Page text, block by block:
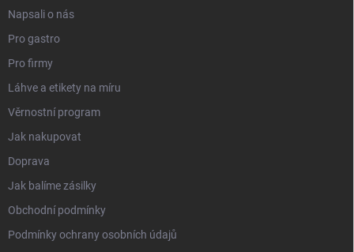
Napsali o nás
Pro gastro
Pro firmy
Láhve a etikety na míru
Věrnostní program
Jak nakupovat
Doprava
Jak balíme zásilky
Obchodní podmínky
Podmínky ochrany osobních údajů